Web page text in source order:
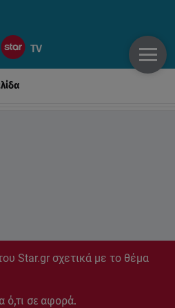
Star.gr σχετικά με το θέμα
ό,τι σε αφορά.